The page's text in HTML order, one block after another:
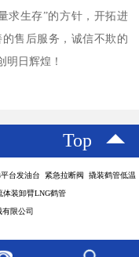
求生存”的方针，开拓进
售后服务，诚信不欺的
明日辉煌！
Top
台发油台 紧急拉断阀 撬装鹤管低温
装卸臂LNG鹤管
限公司